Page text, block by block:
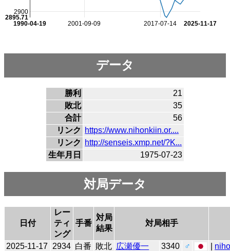
2001-09-09 2017-07-14
1990-04-19 2025-11-17
2900
2895.71
データ
勝利
21
敗北
35
合計
56
リンク
https://www.nihonkiin.or....
リンク
http://senseis.xmp.net/?K...
生年月日
1975-07-23
対局データ
日付
レー
ティ
ング
手番
対局
結果
対局相手
2025-11-17 2934 白番 敗北 広瀬優一 3340 ♂